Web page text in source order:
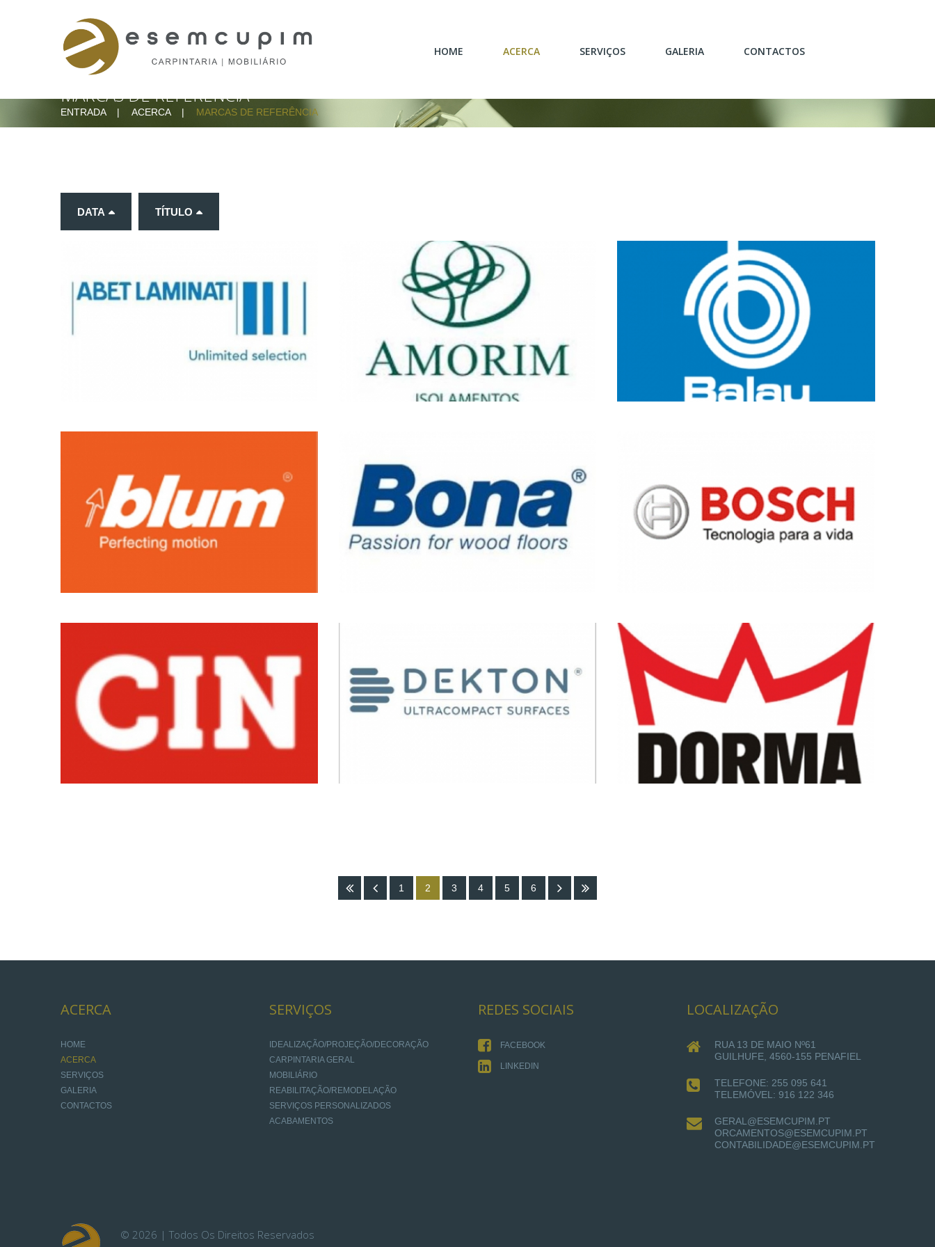
HOME ACERCA
SOBRE NÓS
CONSUMIDOR
SERVIÇOS
IDEALIZAÇÃO/PROJEÇÃO/DECORAÇÃO
GALERIA
CATÁLOGO
CONTACTOS
CHAT BUTTON
MARCAS DE REFERÊNCIA
ENTRADA ACERCA MARCAS DE REFERÊNCIA
DATA TÍTULO
MARCASDE REFERÊNCIA_1 MARCAS DE REFERÊNCIA_2 MARCAS DE REFERÊNCIA_3
MARCAS DE REFERÊNCIA_4 MARCASDE REFERÊNCIA_5 MARCAS DEREFERÊNCIA_6
MARCAS REFERÊNCIA_7 MARCASDE REFERÊNCIA_8 MARCAS DE REFERÊNCIA_9
1 2 3 4 5 6
ACERCA
HOME
ACERCA
SERVIÇOS
GALERIA
CONTACTOS
SERVIÇOS
IDEALIZAÇÃO/PROJEÇÃO/DECORAÇÃO
CARPINTARIA GERAL
MOBILIÁRIO
REABILITAÇÃO/REMODELAÇÃO
SERVIÇOS PERSONALIZADOS
ACABAMENTOS
REDES SOCIAIS
FACEBOOK
LINKEDIN
LOCALIZAÇÃO
RUA 13 DE MAIO Nº61
GUILHUFE, 4560-155 PENAFIEL
TELEFONE: 255 095 641
TELEMÓVEL: 916 122 346
GERAL@ESEMCUPIM.PT
ORCAMENTOS@ESEMCUPIM.PT
CONTABILIDADE@ESEMCUPIM.PT
© 2026 Todos Os Direitos Reservados